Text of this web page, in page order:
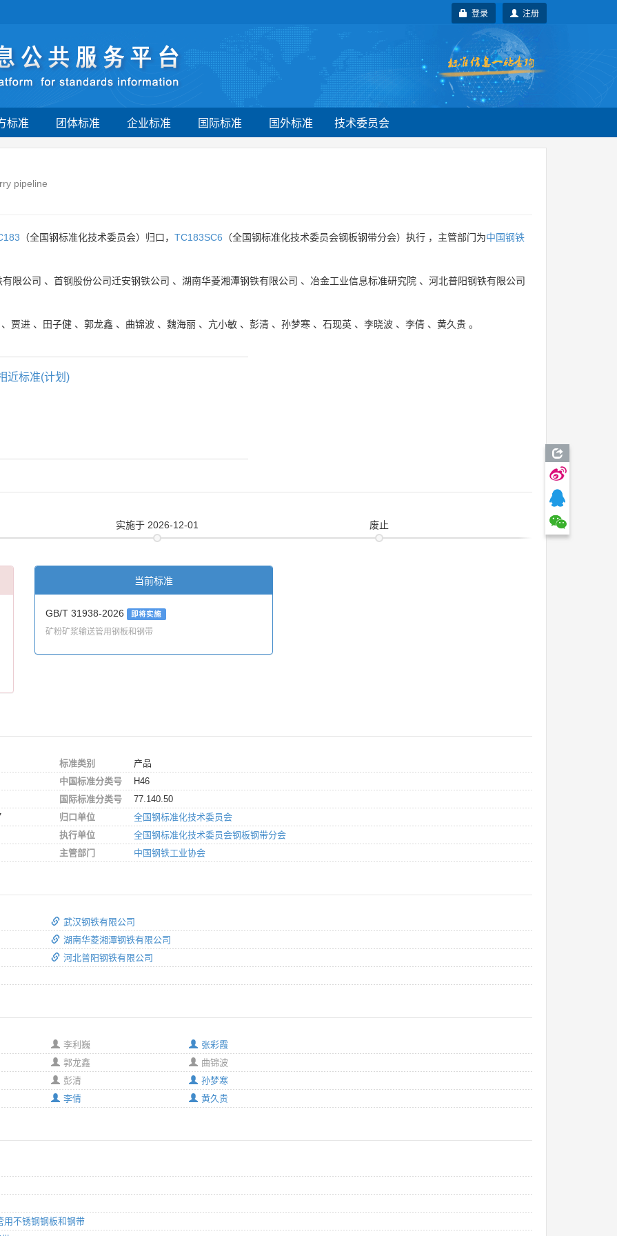
注册
登录
标准 团体标准 企业标准 国际标准 国外标准 技术委员会
pipeline
（全国钢标准化技术委员会）归口， TC183SC6 （全国钢标准化技术委员会钢板钢带分会）执行 ，主管部门为中国钢铁
限公司 、 首钢股份公司迁安钢铁公司 、 湖南华菱湘潭钢铁有限公司 、 冶金工业信息标准研究院 、 河北普阳钢铁有限公司
、 贾进 、 田子健 、 郭龙鑫 、 曲锦波 、 魏海丽 、 亢小敏 、 彭清 、 孙梦寒 、 石现英 、 李晓波 、 李倩 、 黄久贵 。
近标准(计划)
实施于 2026-12-01 废止
当前标准
GB/T 31938-2026 即将实施
矿粉矿浆输送管用钢板和钢带
标准类别
产品
中国标准分类号
H46
国际标准分类号
77.140.50
归口单位
全国钢标准化技术委员会
执行单位
全国钢标准化技术委员会钢板钢带分会
主管部门
中国钢铁工业协会
武汉钢铁有限公司
湖南华菱湘潭钢铁有限公司
河北普阳钢铁有限公司
李利巍
张彩霞
郭龙鑫
曲锦波
彭清
孙梦寒
李倩
黄久贵
不锈钢钢板和钢带